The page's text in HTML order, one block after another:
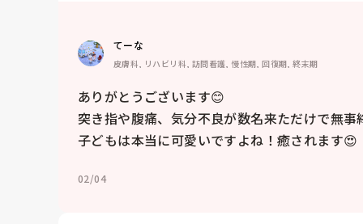
てーな
皮膚科, リハビリ科, 訪問看護, 慢性期, 回復期, 終末期
ありがとうございます😊
突き指や腹痛、気分不良が数名来ただけで無
子どもは本当に可愛いですよね！癒されます😍
02/04